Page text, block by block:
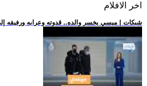
اخر الافلام
.. شبكات | ميسي يخسر والده.. قدوته وعرابه ورفيقه